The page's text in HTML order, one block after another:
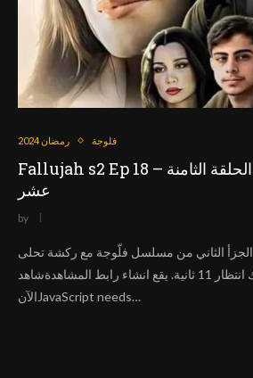
رمضان 2024 فلوجة
Fallujah s2 Ep 18 – فلّوجة الجزأ الثاني الحلقة الثامنة
عشر
by
نقدم لكم الحلقة 18 الجزأ الثاني من مسلسل فلّوجة مع ركشة تحلى
الركشة عليك انتظار 11 ثانية. يقع انشاء رابط المشاهدةشاهد
الآنJavaScript needs…